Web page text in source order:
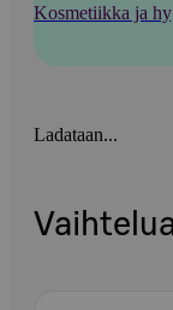
Kosmetiikka ja
Ladataan...